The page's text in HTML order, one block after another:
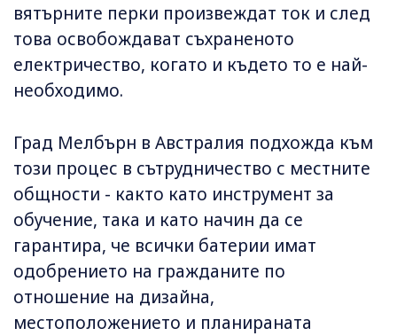
вятърните перки произвеждат ток и след
това освобождават съхраненото
електричество, когато и където то е най-
необходимо.
Град Мелбърн в Австралия подхожда към
този процес в сътрудничество с местните
общности - както като инструмент за
обучение, така и като начин да се
гарантира, че всички батерии имат
одобрението на гражданите по
отношение на дизайна,
местоположението и планираната